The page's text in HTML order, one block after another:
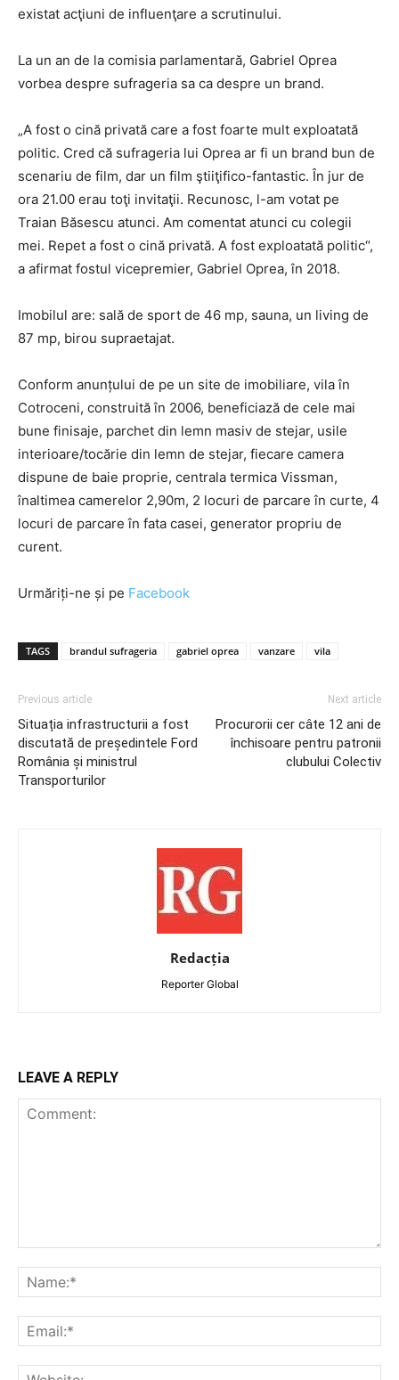
existat acţiuni de influenţare a scrutinului.
La un an de la comisia parlamentară, Gabriel Oprea
vorbea despre sufrageria sa ca despre un brand.
„A fost o cină privată care a fost foarte mult exploatată
politic. Cred că sufrageria lui Oprea ar fi un brand bun de
scenariu de film, dar un film ştiiţifico-fantastic. În jur de
ora 21.00 erau toţi invitaţii. Recunosc, l-am votat pe
Traian Băsescu atunci. Am comentat atunci cu colegii
mei. Repet a fost o cină privată. A fost exploatată politic“,
a afirmat fostul vicepremier, Gabriel Oprea, în 2018.
Imobilul are: sală de sport de 46 mp, sauna, un living de
87 mp, birou supraetajat.
Conform anunțului de pe un site de imobiliare, vila în
Cotroceni, construită în 2006, beneficiază de cele mai
bune finisaje, parchet din lemn masiv de stejar, usile
interioare/tocărie din lemn de stejar, fiecare camera
dispune de baie proprie, centrala termica Vissman,
înaltimea camerelor 2,90m, 2 locuri de parcare în curte, 4
locuri de parcare în fata casei, generator propriu de
curent.
Urmăriți-ne și pe Facebook
TAGS brandul sufrageria gabriel oprea vanzare vila
Previous article
Situația infrastructurii a fost
discutată de președintele Ford
România și ministrul
Transporturilor
Next article
Procurorii cer câte 12 ani de
închisoare pentru patronii
clubului Colectiv
Redacția
Reporter Global
LEAVE A REPLY